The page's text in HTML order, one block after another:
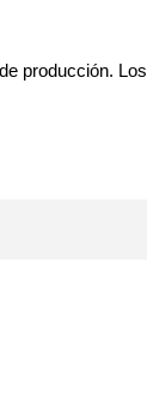
producción. Los